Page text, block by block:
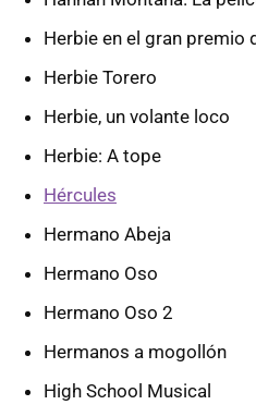
Herbie en el gran premio
Herbie Torero
Herbie, un volante loco
Herbie: A tope
Hércules
Hermano Abeja
Hermano Oso
Hermano Oso 2
Hermanos a mogollón
High School Musical